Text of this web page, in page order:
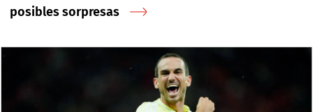
posibles sorpresas